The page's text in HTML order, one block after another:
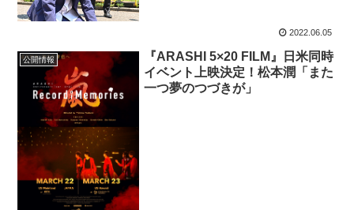
2022.06.05
公開情報
『ARASHI 5×20 FILM』日米同時
イベント上映決定！松本潤「また
一つ夢のつづきが」